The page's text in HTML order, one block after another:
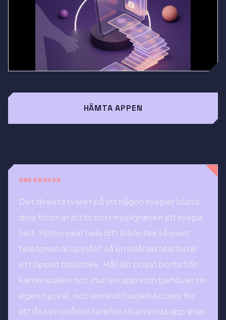
HÄMTA APPEN
SNABBSVAR
Det direkta svaret på att någon sveper bland
dina foton är att ta bort möjligheten att svepa
helt. Foton visar hela ditt bibliotek så snart
telefonen är upplåst, så en utlånad telefon är
ett öppet bibliotek. Håll allt privat borta från
kamerarullen och inuti en app som behöver sin
egen nyckel, och använd Guided Access för
att låsa en utlånad telefon till en enda app eller